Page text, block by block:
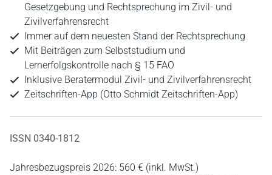
Gesetzgebung und Rechtsprechung im Zivil- und
Zivilverfahrensrecht
Immer auf dem neuesten Stand der Rechtsprechung
Mit Beiträgen zum Selbststudium und
Lernerfolgskontrolle nach § 15 FAO
Inklusive Beratermodul Zivil- und Zivilverfahrensrecht
Zeitschriften-App (Otto Schmidt Zeitschriften-App)
ISSN 0340-1812
Jahresbezugspreis 2026: 560 € (inkl. MwSt.)